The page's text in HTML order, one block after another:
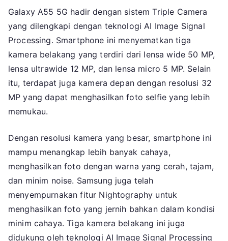
Galaxy A55 5G hadir dengan sistem Triple Camera
yang dilengkapi dengan teknologi AI Image Signal
Processing. Smartphone ini menyematkan tiga
kamera belakang yang terdiri dari lensa wide 50 MP,
lensa ultrawide 12 MP, dan lensa micro 5 MP. Selain
itu, terdapat juga kamera depan dengan resolusi 32
MP yang dapat menghasilkan foto selfie yang lebih
memukau.
Dengan resolusi kamera yang besar, smartphone ini
mampu menangkap lebih banyak cahaya,
menghasilkan foto dengan warna yang cerah, tajam,
dan minim noise. Samsung juga telah
menyempurnakan fitur Nightography untuk
menghasilkan foto yang jernih bahkan dalam kondisi
minim cahaya. Tiga kamera belakang ini juga
didukung oleh teknologi AI Image Signal Processing